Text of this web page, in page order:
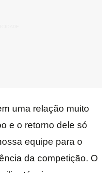
uma relação muito
e o retorno dele só
equipe para o
da competição. O